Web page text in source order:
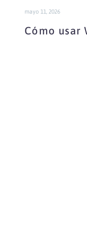
mayo 11, 2026
Cómo usar